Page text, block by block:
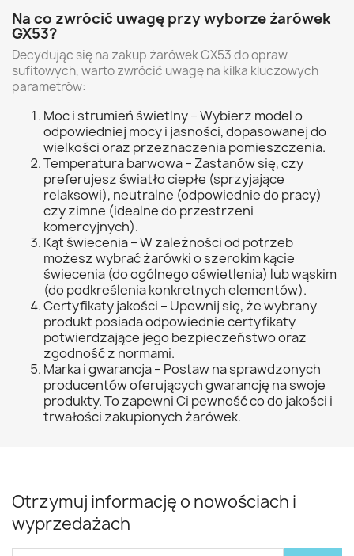
Na co zwrócić uwagę przy wyborze żarówek
GX53?
Decydując się na zakup żarówek GX53 do opraw
sufitowych, warto zwrócić uwagę na kilka kluczowych
parametrów:
Moc i strumień świetlny – Wybierz model o
odpowiedniej mocy i jasności, dopasowanej do
wielkości oraz przeznaczenia pomieszczenia.
Temperatura barwowa – Zastanów się, czy
preferujesz światło ciepłe (sprzyjające
relaksowi), neutralne (odpowiednie do pracy)
czy zimne (idealne do przestrzeni
komercyjnych).
Kąt świecenia – W zależności od potrzeb
możesz wybrać żarówki o szerokim kącie
świecenia (do ogólnego oświetlenia) lub wąskim
(do podkreślenia konkretnych elementów).
Certyfikaty jakości – Upewnij się, że wybrany
produkt posiada odpowiednie certyfikaty
potwierdzające jego bezpieczeństwo oraz
zgodność z normami.
Marka i gwarancja – Postaw na sprawdzonych
producentów oferujących gwarancję na swoje
produkty. To zapewni Ci pewność co do jakości i
trwałości zakupionych żarówek.
Otrzymuj informację o nowościach i
wyprzedażach